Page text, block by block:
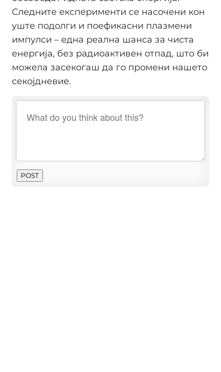
Следните експерименти се насочени кон
уште подолги и поефикасни плазмени
импулси – една реална шанса за чиста
енергија, без радиоактивен отпад, што би
можела засекогаш да го промени нашето
секојдневие.
POST